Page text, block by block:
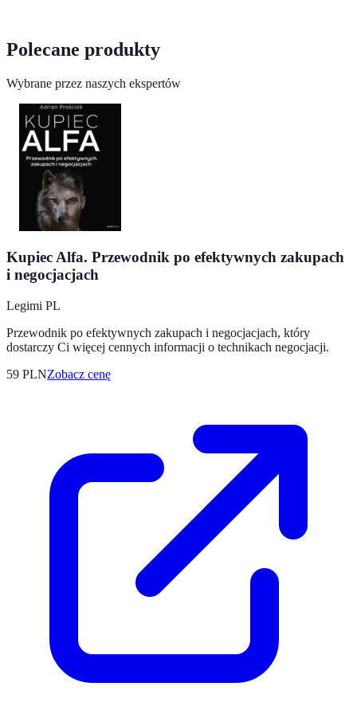
Polecane produkty
Wybrane przez naszych ekspertów
Kupiec Alfa. Przewodnik po efektywnych zakupach
i negocjacjach
Legimi PL
Przewodnik po efektywnych zakupach i negocjacjach, który
dostarczy Ci więcej cennych informacji o technikach negocjacji.
59 PLNZobacz cenę